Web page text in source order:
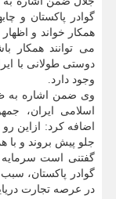
گوادر پاکستان و
همکار خواند و
می توانند همکار
دوستی طولانی با
وجود دارد.
وی ضمن اشاره به
اسلامی ایران،
اضافه کرد: ازاین
جلو پیش بروند و با
گفتنی است سرمایه
گوادر پاکستان،
در عرصه تجارت